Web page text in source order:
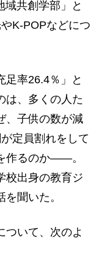
域共創学部」と
K-POPなどにつ
率26.4％」と
は、多くの人た
、子供の数が減
定員割れをして
作るのか――。
校出身の教育ジ
聞いた。
いて、次のよ